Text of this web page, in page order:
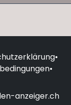
•
•
anzeiger.ch